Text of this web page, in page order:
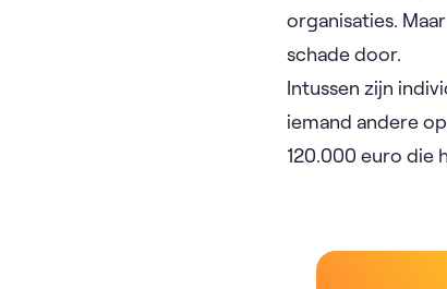
organisaties.
schade door.
Intussen zijn
iemand andere
120.000 euro die